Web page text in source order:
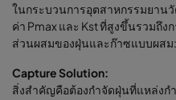
ในกระบวนการอุตสาหกรรมยาน
ค่า Pmax และ Kst ที่สูงขึ้นรวมถึ
ส่วนผสมของฝุ่นและก๊าซแบบผสม:
Capture Solution:
สิ่งสำคัญคือต้องกำจัดฝุ่นที่แหล่งก